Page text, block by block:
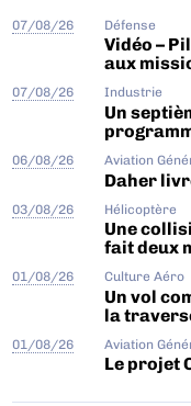
07/08/26 Défense
Vidéo –
aux
07/08/26 Industrie
Un
06/08/26 Aviation
Daher
03/08/26 Hélicoptère
Une
fait deux
01/08/26 Culture Aéro
Un vol
la
01/08/26 Aviation
Le projet